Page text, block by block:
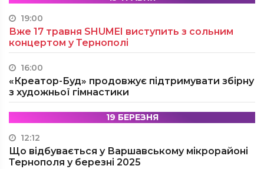
19:00
Вже 17 травня SHUMEI виступить з сольним
концертом у Тернополі
16:00
«Креатор-Буд» продовжує підтримувати збірну
з художньої гімнастики
19 БЕРЕЗНЯ
12:12
Що відбувається у Варшавському мікрорайоні
Тернополя у березні 2025